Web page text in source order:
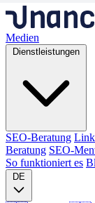
Medien
Dienstleistungen
SEO-Beratung
Beratung SEO-
So funktioniert es
DE